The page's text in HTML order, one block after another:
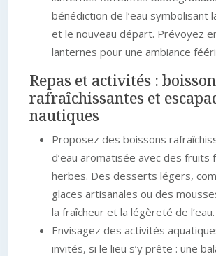
bénédiction de l’eau symbolisant
et le nouveau départ. Prévoyez
lanternes pour une ambiance
Repas et activités :
rafraîchissantes et
nautiques
Proposez des boissons
d’eau aromatisée avec des fruits
herbes. Des desserts légers,
glaces artisanales ou des
la fraîcheur et la légèreté de l’eau.
Envisagez des activités
invités, si le lieu s’y prête : une